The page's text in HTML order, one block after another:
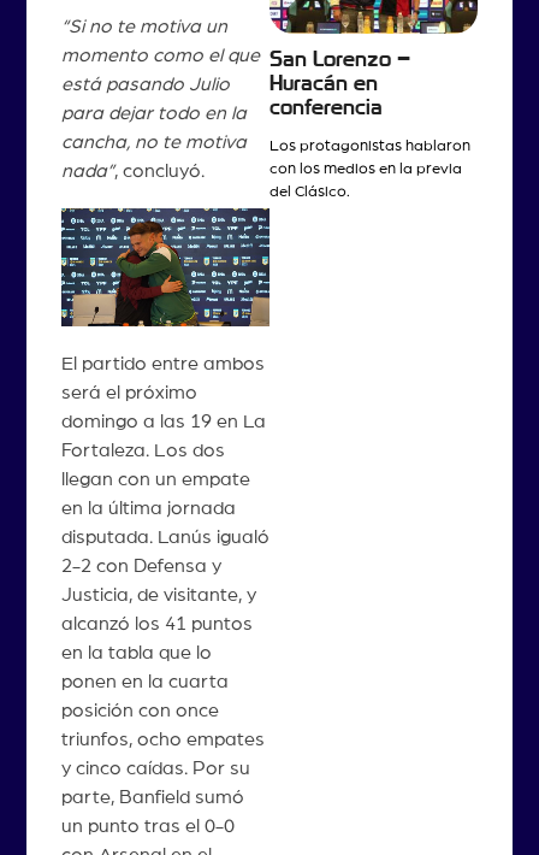
“Si no te motiva un
momento como el que
está pasando Julio
para dejar todo en la
cancha, no te motiva
nada”, concluyó.
El partido entre ambos
será el próximo
domingo a las 19 en La
Fortaleza. Los dos
llegan con un empate
en la última jornada
disputada. Lanús igualó
2-2 con Defensa y
Justicia, de visitante, y
alcanzó los 41 puntos
en la tabla que lo
ponen en la cuarta
posición con once
triunfos, ocho empates
y cinco caídas. Por su
parte, Banfield sumó
un punto tras el 0-0
San Lorenzo –
Huracán en
conferencia
Los protagonistas hablaron
con los medios en la previa
del Clásico.